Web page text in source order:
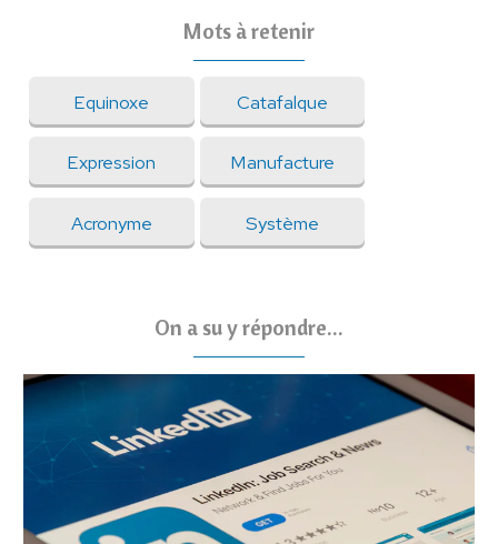
Mots à retenir
Equinoxe Catafalque
Expression Manufacture
Acronyme Système
On a su y répondre...